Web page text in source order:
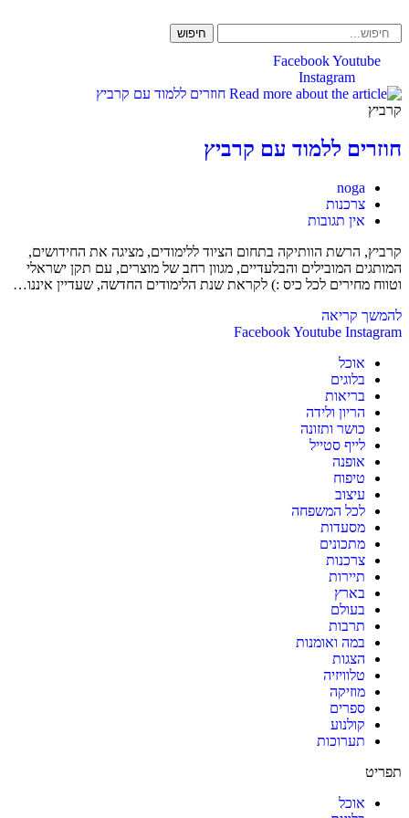
content
חיפוש
FacebookYoutube
Instagram
קרביץ
חוזרים ללמוד עם קרביץ
מחבר:
noga
קטגוריה:
צרכנות
תגובות:
אין תגובות
קרביץ, הרשת הוותיקה בתחום הציוד ללימודים, מציגה את החידושים,
המותגים המובילים והבלעדיים, מגוון רחב של מוצרים, עם תקן ישראלי
וטווח מחירים לכל כיס :) לקראת שנת הלימודים החדשה, שעדיין איננו…
להמשך קריאהחוזרים
ללמודFacebookYoutube Instagram
אוכל
בלוגים
בריאות
הריון ולידה
כושר ותזונה
לייף סטייל
אופנה
טיפוח
עיצוב
לכל המשפחה
מסעדות
מתכונים
צרכנות
תיירות
בארץ
בעולם
תרבות
במה ואומנות
הצגות
טלוויזיה
מוזיקה
ספרים
קולנוע
תערוכות
תפריט
אוכל